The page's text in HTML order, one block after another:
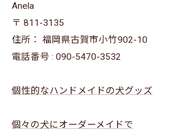
Anela
〒 811-3135
住所： 福岡県古賀市小竹902-10
電話番号 : 090-5470-3532
個性的なハンドメイドの犬グッズ
個々の犬にオーダーメイドで